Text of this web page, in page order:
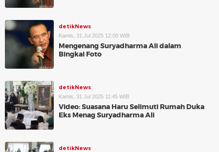
detikNews
Kamis, 31 Jul 2025 12:00 WIB
Mengenang Suryadharma Ali dalam
Bingkai Foto
detikNews
Kamis, 31 Jul 2025 11:45 WIB
Video: Suasana Haru Selimuti Rumah Duka
Eks Menag Suryadharma Ali
detikNews